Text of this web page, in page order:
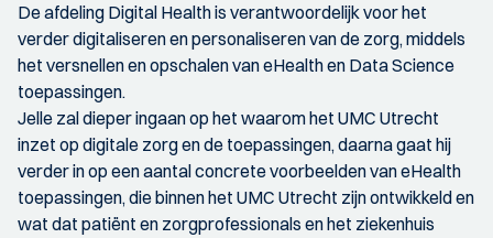
De afdeling Digital Health is verantwoordelijk voor het
verder digitaliseren en personaliseren van de zorg, middels
het versnellen en opschalen van eHealth en Data Science
toepassingen.
Jelle zal dieper ingaan op het waarom het UMC Utrecht
inzet op digitale zorg en de toepassingen, daarna gaat hij
verder in op een aantal concrete voorbeelden van eHealth
toepassingen, die binnen het UMC Utrecht zijn ontwikkeld en
wat dat patiënt en zorgprofessionals en het ziekenhuis